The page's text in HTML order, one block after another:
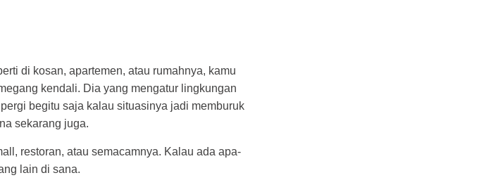
di kosan, apartemen, atau rumahnya, kamu
kendali. Dia yang mengatur lingkungan
begitu saja kalau situasinya jadi memburuk
sekarang juga.
restoran, atau semacamnya. Kalau ada apa-
lain di sana.